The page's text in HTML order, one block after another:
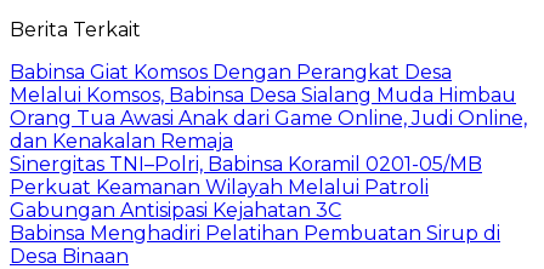
Berita Terkait
Babinsa Giat Komsos Dengan Perangkat Desa
Melalui Komsos, Babinsa Desa Sialang Muda Himbau
Orang Tua Awasi Anak dari Game Online, Judi Online,
dan Kenakalan Remaja
Sinergitas TNI–Polri, Babinsa Koramil 0201-05/MB
Perkuat Keamanan Wilayah Melalui Patroli
Gabungan Antisipasi Kejahatan 3C
Babinsa Menghadiri Pelatihan Pembuatan Sirup di
Desa Binaan